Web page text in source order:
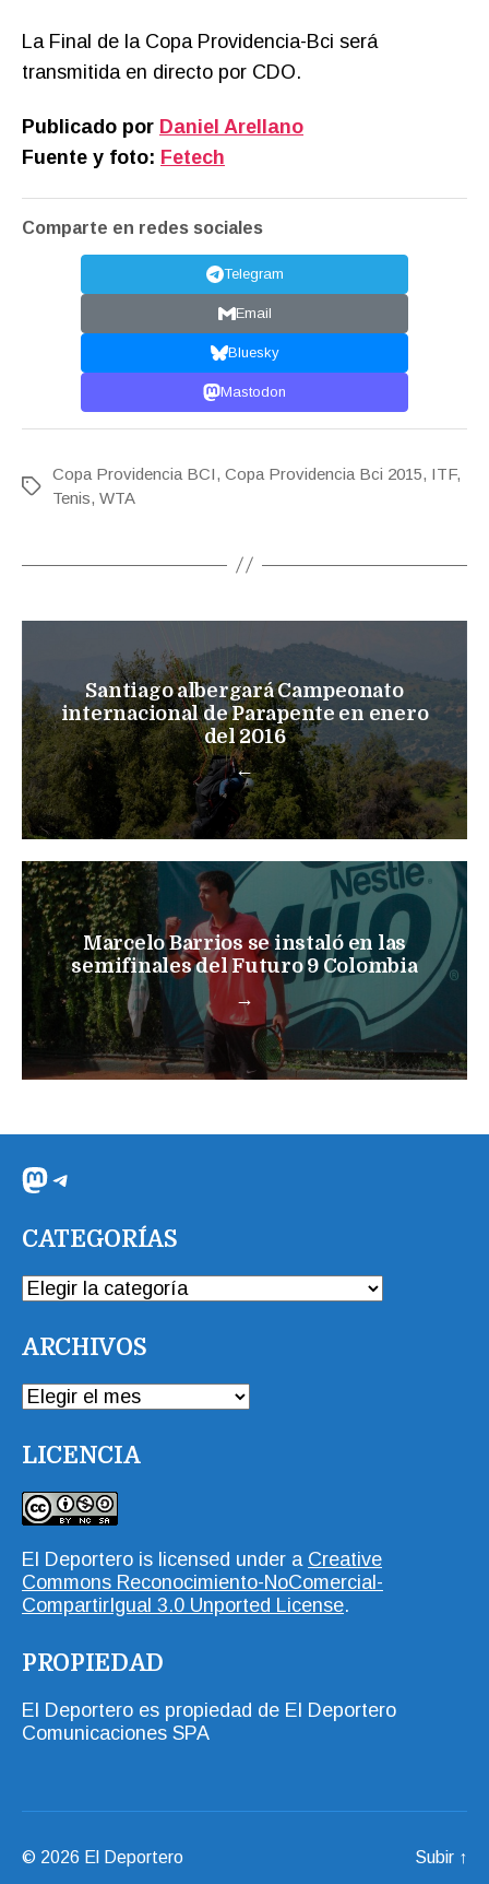
La Final de la Copa Providencia-Bci será
transmitida en directo por CDO.
Publicado por Daniel Arellano
Fuente y foto: Fetech
Comparte en redes sociales
Telegram
Email
Bluesky
Mastodon
Etiquetas
Copa Providencia BCI, Copa Providencia Bci 2015, ITF,
Tenis, WTA
←
Santiago albergará Campeonato
internacional de Parapente en enero
del 2016
→
Marcelo Barrios se instaló en las
semifinales del Futuro 9 Colombia
Mastodon
Telegram
CATEGORÍAS
CATEGORÍAS
ARCHIVOS
ARCHIVOS
LICENCIA
El Deportero is licensed under a Creative
Commons Reconocimiento-NoComercial-
CompartirIgual 3.0 Unported License.
PROPIEDAD
El Deportero es propiedad de El Deportero
Comunicaciones SPA
© 2026 El Deportero Subir ↑